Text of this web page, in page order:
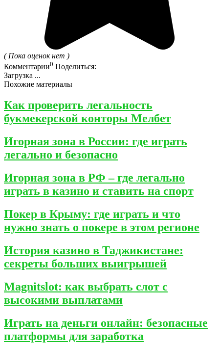
( Пока оценок нет )
Комментарии0 Поделиться:
Загрузка ...
Похожие материалы
Как проверить легальность
букмекерской конторы Мелбет
Игорная зона в России: где играть
легально и безопасно
Игорная зона в РФ – где легально
играть в казино и ставить на спорт
Покер в Крыму: где играть и что
нужно знать о покере в этом регионе
История казино в Таджикистане:
секреты больших выигрышей
Magnitslot: как выбрать слот с
высокими выплатами
Играть на деньги онлайн: безопасные
платформы для заработка